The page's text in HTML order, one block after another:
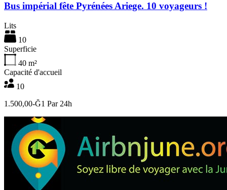
Bus impérial fête Pyrénées Ariege. 10 voyageurs !
Lits
10
Superficie
40 m²
Capacité d'accueil
10
1.500,00-Ğ1 Par 24h